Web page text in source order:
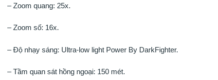
– Zoom quang: 25x.
– Zoom số: 16x.
– Độ nhạy sáng: Ultra-low light Power By DarkFighter.
– Tầm quan sát hồng ngoại: 150 mét.